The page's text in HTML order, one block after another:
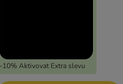
-10% Aktivovat Extra slevu